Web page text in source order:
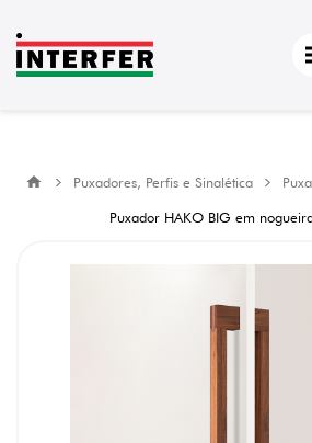
Puxadores, Perfis e Sinalética
Puxador HAKO BIG em